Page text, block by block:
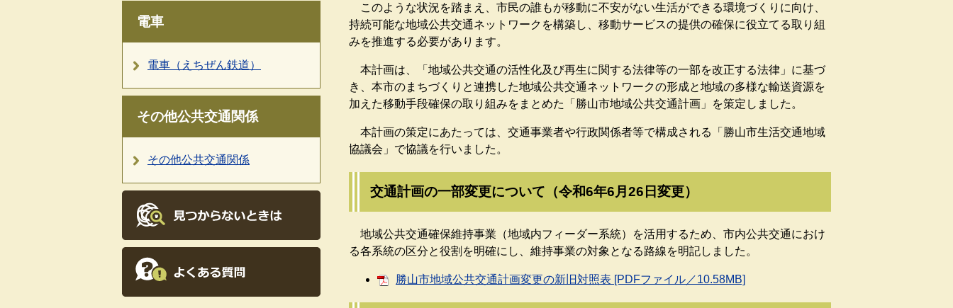
電車
電車（えちぜん鉄道）
その他公共交通関係
その他公共交通関係
このような状況を踏まえ、市民の誰もが移動に不安がない生活ができる環境づくりに向け、
持続可能な地域公共交通ネットワークを構築し、移動サービスの提供の確保に役立てる取り組
みを推進する必要があります。
本計画は、「地域公共交通の活性化及び再生に関する法律等の一部を改正する法律」に基づ
き、本市のまちづくりと連携した地域公共交通ネットワークの形成と地域の多様な輸送資源を
加えた移動手段確保の取り組みをまとめた「勝山市地域公共交通計画」を策定しました。
本計画の策定にあたっては、交通事業者や行政関係者等で構成される「勝山市生活交通地域
協議会」で協議を行いました。
交通計画の一部変更について（令和6年6月26日変更）
地域公共交通確保維持事業（地域内フィーダー系統）を活用するため、市内公共交通におけ
る各系統の区分と役割を明確にし、維持事業の対象となる路線を明記しました。
勝山市地域公共交通計画変更の新旧対照表 [PDFファイル／10.58MB]